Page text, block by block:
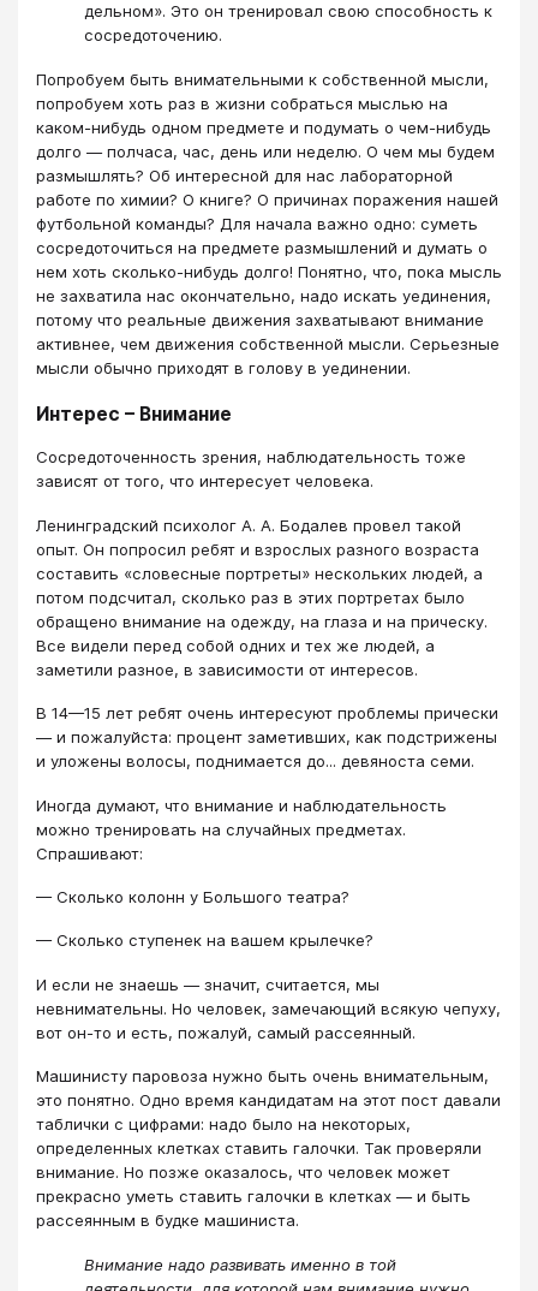
дельном». Это он тренировал свою способность к
сосредоточению.
Попробуем быть внимательными к собственной мысли,
попробуем хоть раз в жизни собраться мыслью на
каком-нибудь одном предмете и подумать о чем-нибудь
долго — полчаса, час, день или неделю. О чем мы будем
размышлять? Об интересной для нас лабораторной
работе по химии? О книге? О причинах поражения нашей
футбольной команды? Для начала важно одно: суметь
сосредоточиться на предмете размышлений и думать о
нем хоть сколько-нибудь долго! Понятно, что, пока мысль
не захватила нас окончательно, надо искать уединения,
потому что реальные движения захватывают внимание
активнее, чем движения собственной мысли. Серьезные
мысли обычно приходят в голову в уединении.
Интерес – Внимание
Сосредоточенность зрения, наблюдательность тоже
зависят от того, что интересует человека.
Ленинградский психолог А. А. Бодалев провел такой
опыт. Он попросил ребят и взрослых разного возраста
составить «словесные портреты» нескольких людей, а
потом подсчитал, сколько раз в этих портретах было
обращено внимание на одежду, на глаза и на прическу.
Все видели перед собой одних и тех же людей, а
заметили разное, в зависимости от интересов.
В 14—15 лет ребят очень интересуют проблемы прически
— и пожалуйста: процент заметивших, как подстрижены
и уложены волосы, поднимается до... девяноста семи.
Иногда думают, что внимание и наблюдательность
можно тренировать на случайных предметах.
Спрашивают:
— Сколько колонн у Большого театра?
— Сколько ступенек на вашем крылечке?
И если не знаешь — значит, считается, мы
невнимательны. Но человек, замечающий всякую чепуху,
вот он-то и есть, пожалуй, самый рассеянный.
Машинисту паровоза нужно быть очень внимательным,
это понятно. Одно время кандидатам на этот пост давали
таблички с цифрами: надо было на некоторых,
определенных клетках ставить галочки. Так проверяли
внимание. Но позже оказалось, что человек может
прекрасно уметь ставить галочки в клетках — и быть
рассеянным в будке машиниста.
Внимание надо развивать именно в той